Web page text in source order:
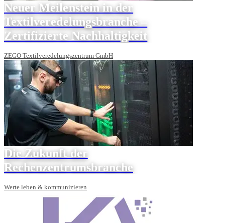
Neuer Meilenstein in der
Textilveredelungsbranche –
Zertifizierte Nachhaltigkeit
ZEGO Textilveredelungszentrum GmbH
Die Zukunft der
Rechenzentrumsbranche
Werte leben & kommunizieren